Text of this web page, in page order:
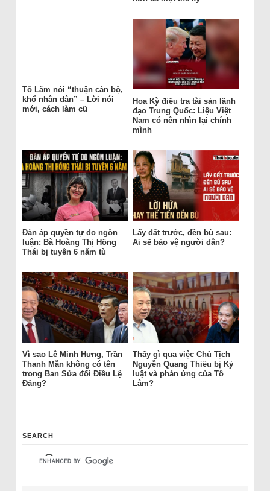
Tô Lâm nói “thuận cán bộ,
khổ nhân dân” – Lời nói
mới, cách làm cũ
Hoa Kỳ điều tra tài sản lãnh
đạo Trung Quốc: Liệu Việt
Nam có nên nhìn lại chính
mình
Đàn áp quyền tự do ngôn
luận: Bà Hoàng Thị Hồng
Thái bị tuyên 6 năm tù
Lấy đất trước, đền bù sau:
Ai sẽ bảo vệ người dân?
Vì sao Lê Minh Hưng, Trần
Thanh Mẫn không có tên
trong Ban Sửa đổi Điều Lệ
Đảng?
Thấy gì qua việc Chủ Tịch
Nguyễn Quang Thiều bị Kỷ
luật và phản ứng của Tô
Lâm?
SEARCH